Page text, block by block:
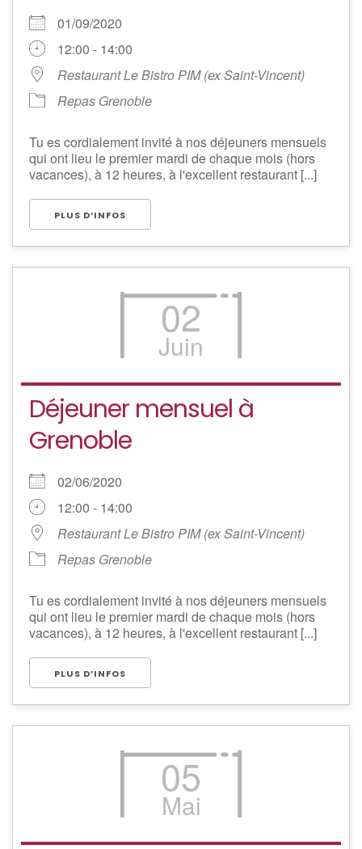
01/09/2020
12:00 - 14:00
Restaurant Le Bistro PIM (ex Saint-Vincent)
Repas Grenoble
Tu es cordialement invité à nos déjeuners mensuels
qui ont lieu le premier mardi de chaque mois (hors
vacances), à 12 heures, à l'excellent restaurant [...]
PLUS D’INFOS
02
Juin
Déjeuner mensuel à
Grenoble
02/06/2020
12:00 - 14:00
Restaurant Le Bistro PIM (ex Saint-Vincent)
Repas Grenoble
Tu es cordialement invité à nos déjeuners mensuels
qui ont lieu le premier mardi de chaque mois (hors
vacances), à 12 heures, à l'excellent restaurant [...]
PLUS D’INFOS
05
Mai